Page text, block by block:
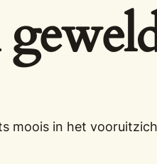
moois in het